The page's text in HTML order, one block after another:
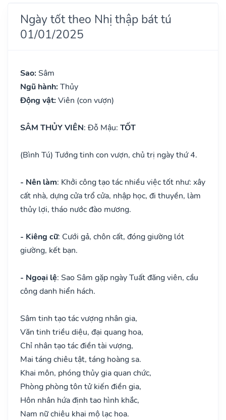
Ngày tốt theo Nhị thập bát tú
01/01/2025
Sao: Sâm
Ngũ hành: Thủy
Động vật: Viên (con vượn)
SÂM THỦY VIÊN: Đỗ Mậu: TỐT
(Bình Tú) Tướng tinh con vượn, chủ trị ngày thứ 4.
- Nên làm: Khởi công tạo tác nhiều việc tốt như: xây
cất nhà, dựng cửa trổ cửa, nhập học, đi thuyền, làm
thủy lợi, tháo nước đào mương.
- Kiêng cữ: Cưới gả, chôn cất, đóng giường lót
giường, kết bạn.
- Ngoại lệ: Sao Sâm gặp ngày Tuất đăng viên, cầu
công danh hiển hách.
Sâm tinh tạo tác vượng nhân gia,
Văn tinh triều diệu, đại quang hoa,
Chỉ nhân tạo tác điền tài vượng,
Mai táng chiêu tật, táng hoàng sa.
Khai môn, phóng thủy gia quan chức,
Phòng phòng tôn tử kiến điền gia,
Hôn nhân hứa định tao hình khắc,
Nam nữ chiêu khai mộ lạc hoa.